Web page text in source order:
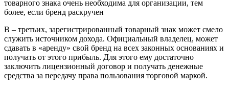
товарного знака очень необходима для организации, тем
более, если бренд раскручен
В – третьих, зарегистрированный товарный знак может смело
служить источником дохода. Официальный владелец, может
сдавать в «аренду» свой бренд на всех законных основаниях и
получать от этого прибыль. Для этого ему достаточно
заключить лицензионный договор и получать денежные
средства за передачу права пользования торговой маркой.